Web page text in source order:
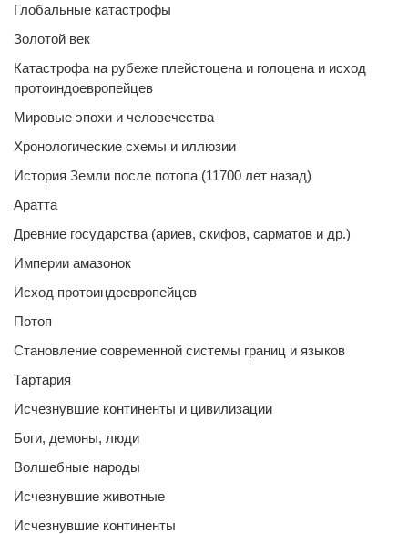
Глобальные катастрофы
Золотой век
Катастрофа на рубеже плейстоцена и голоцена и исход
протоиндоевропейцев
Мировые эпохи и человечества
Хронологические схемы и иллюзии
История Земли после потопа (11700 лет назад)
Аратта
Древние государства (ариев, скифов, сарматов и др.)
Империи амазонок
Исход протоиндоевропейцев
Потоп
Становление современной системы границ и языков
Тартария
Исчезнувшие континенты и цивилизации
Боги, демоны, люди
Волшебные народы
Исчезнувшие животные
Исчезнувшие континенты